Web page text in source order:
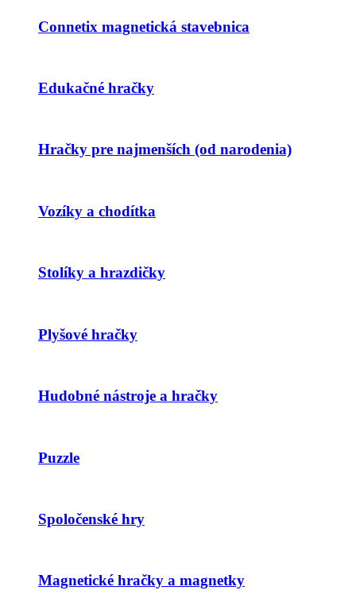
Connetix magnetická stavebnica
Edukačné hračky
Hračky pre najmenších (od narodenia)
Vozíky a chodítka
Stolíky a hrazdičky
Plyšové hračky
Hudobné nástroje a hračky
Puzzle
Spoločenské hry
Magnetické hračky a magnetky